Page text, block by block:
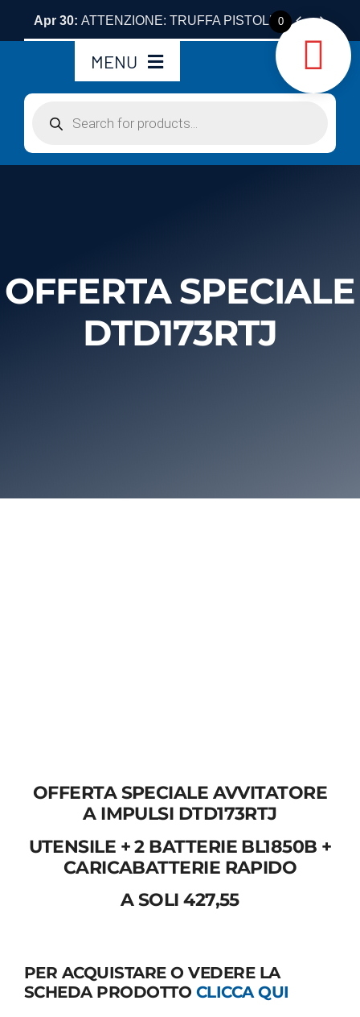
Apr 30: ATTENZIONE: TRUFFA PISTOLE LASER
 
MENU
Home
Servizi
search
OFFERTA SPECIALE
DTD173RTJ
OFFERTA SPECIALE AVVITATORE
A IMPULSI DTD173RTJ
UTENSILE + 2 BATTERIE BL1850B +
CARICABATTERIE RAPIDO
A SOLI 427,55
PER ACQUISTARE O VEDERE LA
SCHEDA PRODOTTO CLICCA QUI
0